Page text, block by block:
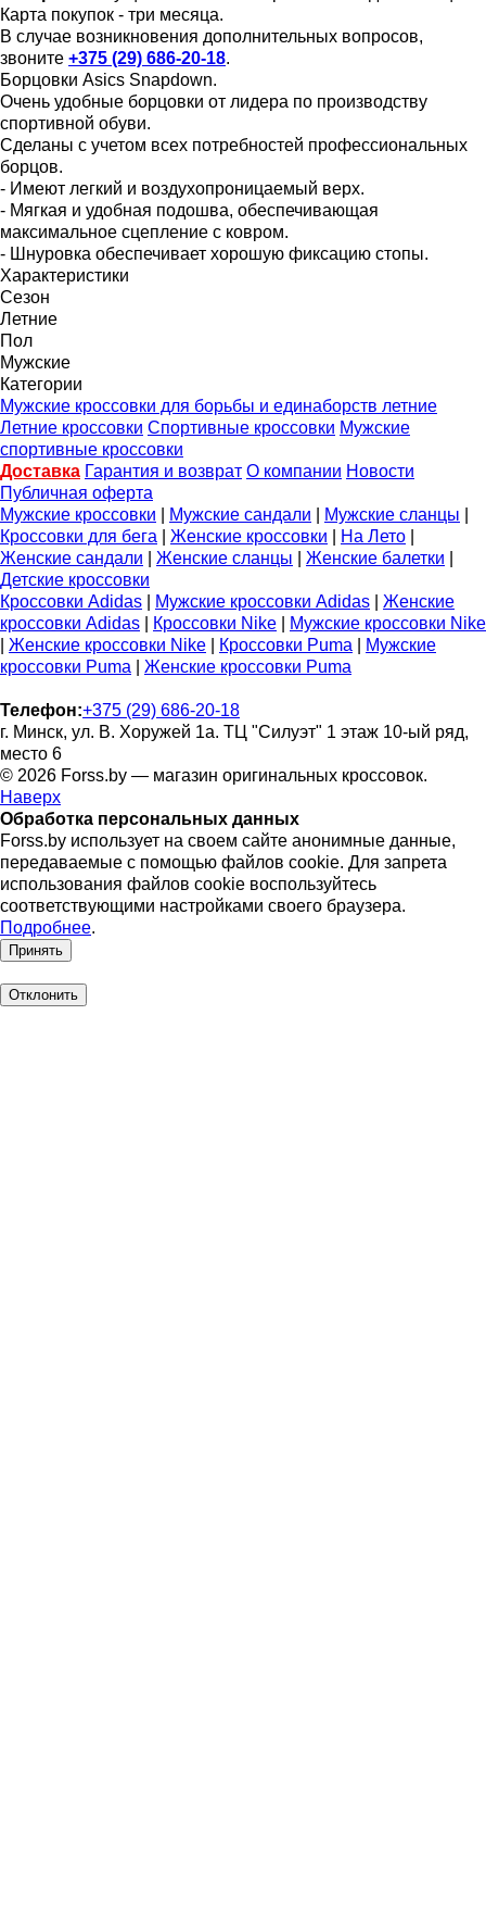
Карта покупок - три месяца.
В случае возникновения дополнительных вопросов,
звоните +375 (29) 686-20-18.
Борцовки Asics Snapdown.
Очень удобные борцовки от лидера по производству
спортивной обуви.
Сделаны с учетом всех потребностей профессиональных
борцов.
- Имеют легкий и воздухопроницаемый верх.
- Мягкая и удобная подошва, обеспечивающая
максимальное сцепление с ковром.
- Шнуровка обеспечивает хорошую фиксацию стопы.
Характеристики
Сезон
Летние
Пол
Мужские
Категории
Мужские кроссовки для борьбы и единаборств летние
Летние кроссовки Спортивные кроссовки Мужские
спортивные кроссовки
Доставка Гарантия и возврат О компании Новости
Публичная оферта
Мужские кроссовки
Мужские сандали Мужские сланцы
Кроссовки для бега
Женские кроссовки На Лето
Женские сандали
Женские сланцы Женские балетки
Детские кроссовки
Кроссовки Adidas
Мужские кроссовки Adidas
Женские
кроссовки Adidas
Кроссовки Nike
Мужские кроссовки Nike
Женские кроссовки Nike Кроссовки Puma
Мужские
кроссовки Puma
Женские кроссовки Puma
Телефон:+375 (29) 686-20-18
г. Минск, ул. В. Хоружей 1а. ТЦ "Силуэт" 1 этаж 10-ый ряд,
место 6
© 2026 Forss.by — магазин оригинальных кроссовок.
Наверх
Обработка персональных данных
Forss.by использует на своем сайте анонимные данные,
передаваемые с помощью файлов cookie. Для запрета
использования файлов cookie воспользуйтесь
соответствующими настройками своего браузера.
Подробнее.
Принять
Отклонить